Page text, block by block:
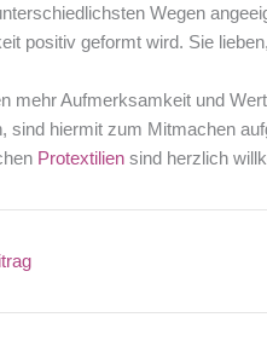
Wegen
positiv geformt wird. Sie
mehr Aufmerksamkeit und
sind hiermit zum Mitmachen
Protextilien sind herzlich